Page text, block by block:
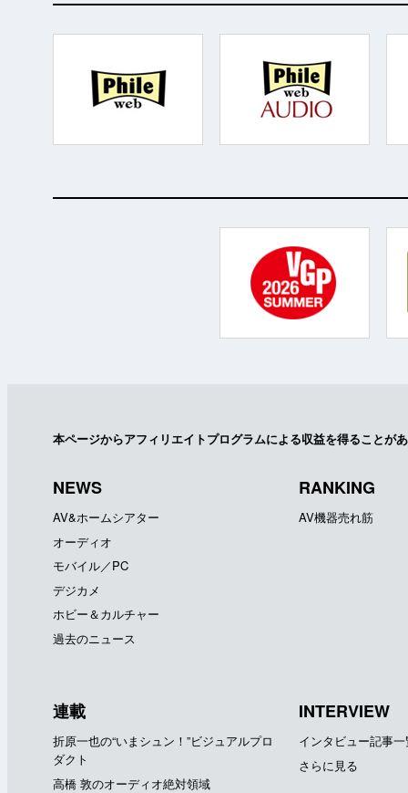
本ページからアフィリエイトプログラムによる収益を得ることが
NEWS
AV&ホームシアター
オーディオ
モバイル／PC
デジカメ
ホビー＆カルチャー
過去のニュース
RANKING
AV機器売れ筋
連載
折原一也の“いまシュン！”ビジュアルプロ
ダクト
高橋 敦のオーディオ絶対領域
INTERVIEW
インタビュー記事
さらに見る